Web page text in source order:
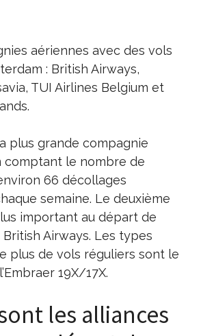
aériennes avec des vols
: British Airways,
TUI Airlines Belgium et
plus grande compagnie
comptant le nombre de
66 décollages
semaine. Le deuxième
important au départ de
Airways. Les types
plus de vols réguliers sont le
19X/17X.
les alliances